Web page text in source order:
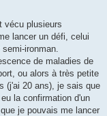
vécu plusieurs
lancer un défi, celui
ironman.
de maladies de
ou alors à très petite
(j'ai 20 ans), je sais que
la confirmation d'un
je pouvais me lancer